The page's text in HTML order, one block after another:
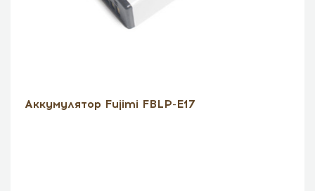
Аккумулятор Fujimi FBLP-E17